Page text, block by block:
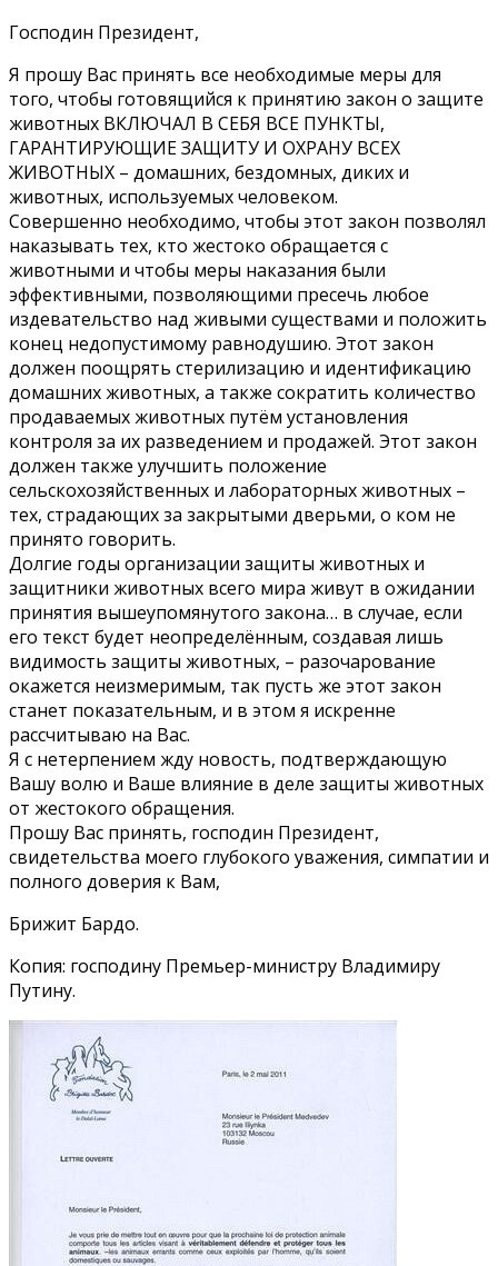
Господин Президент,
Я прошу Вас принять все необходимые меры для
того, чтобы готовящийся к принятию закон о защите
животных ВКЛЮЧАЛ В СЕБЯ ВСЕ ПУНКТЫ,
ГАРАНТИРУЮЩИЕ ЗАЩИТУ И ОХРАНУ ВСЕХ
ЖИВОТНЫХ – домашних, бездомных, диких и
животных, используемых человеком.
Совершенно необходимо, чтобы этот закон позволял
наказывать тех, кто жестоко обращается с
животными и чтобы меры наказания были
эффективными, позволяющими пресечь любое
издевательство над живыми существами и положить
конец недопустимому равнодушию. Этот закон
должен поощрять стерилизацию и идентификацию
домашних животных, а также сократить количество
продаваемых животных путём установления
контроля за их разведением и продажей. Этот закон
должен также улучшить положение
сельскохозяйственных и лабораторных животных –
тех, страдающих за закрытыми дверьми, о ком не
принято говорить.
Долгие годы организации защиты животных и
защитники животных всего мира живут в ожидании
принятия вышеупомянутого закона… в случае, если
его текст будет неопределённым, создавая лишь
видимость защиты животных, – разочарование
окажется неизмеримым, так пусть же этот закон
станет показательным, и в этом я искренне
рассчитываю на Вас.
Я с нетерпением жду новость, подтверждающую
Вашу волю и Ваше влияние в деле защиты животных
от жестокого обращения.
Прошу Вас принять, господин Президент,
свидетельства моего глубокого уважения, симпатии и
полного доверия к Вам,
Брижит Бардо.
Копия: господину Премьер-министру Владимиру
Путину.